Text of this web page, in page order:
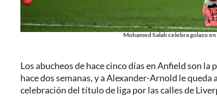
Mohamed Salah celebra golazo
Los abucheos de hace cinco días en Anfield son
hace dos semanas, y a Alexander-Arnold le
celebración del título de liga por las calles de